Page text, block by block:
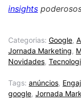
insights
Categorias: Google,
Jornada Marketing,
Novidades,
Tags: anúncios,
google, Jornada